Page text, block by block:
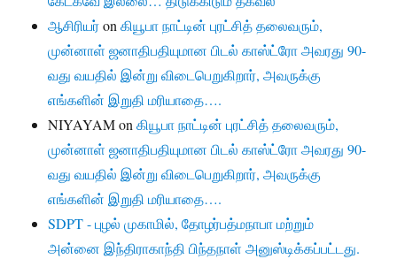
ஆசிரியர்onகியூபா நாட்டின் புரட்சித் தலைவரும்,
முன்னாள் ஜனாதிபதியுமான பிடல் காஸ்ட்ரோ அவரது 90-
வது வயதில் இன்று விடைபெறுகிறார், அவருக்கு
எங்களின் இறுதி மரியாதை….
NIYAYAMonகியூபா நாட்டின் புரட்சித் தலைவரும்,
முன்னாள் ஜனாதிபதியுமான பிடல் காஸ்ட்ரோ அவரது 90-
வது வயதில் இன்று விடைபெறுகிறார், அவருக்கு
எங்களின் இறுதி மரியாதை….
SDPT - புழல் முகாமில், தோழர்பத்மநாபா மற்றும்
அன்னை இந்திராகாந்தி பிந்தநாள் அனுஸ்டிக்கப்பட்டது.